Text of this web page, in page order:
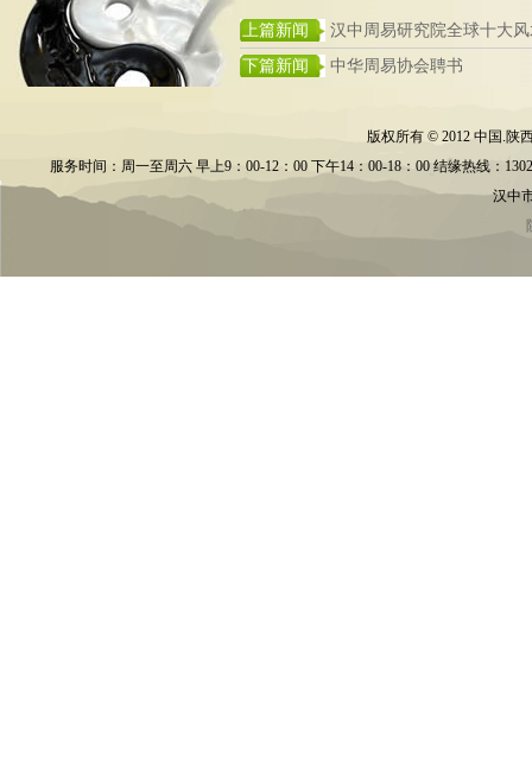
上篇新闻 汉中周易研究院全球十大
下篇新闻 中华周易协会聘书
版权所有 © 2012 中国.陕
服务时间：周一至周六 早上9：00-12：00 下午14：00-18：00 结缘热线：
汉中